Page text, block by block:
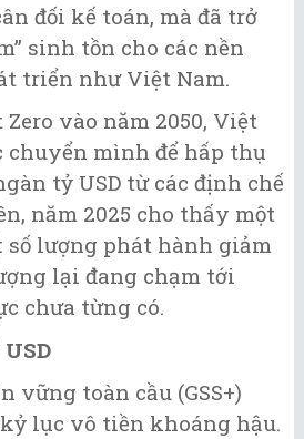
đối kế toán, mà đã trở
sinh tồn cho các nền
triển như Việt Nam.
vào năm 2050, Việt
chuyển mình để hấp thụ
tỷ USD từ các định chế
năm 2025 cho thấy một
lượng phát hành giảm
lại đang chạm tới
chưa từng có.
vững toàn cầu (GSS+)
lục vô tiền khoáng hậu.